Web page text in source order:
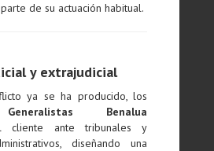
de su actuación habitual.
y extrajudicial
ya se ha producido, los
Benalua
cliente ante tribunales y
diseñando una